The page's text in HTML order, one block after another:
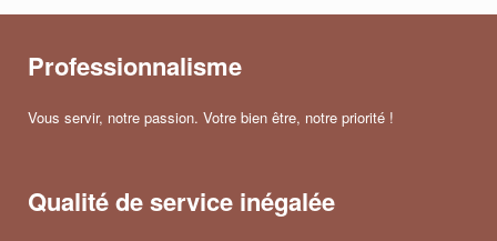
Professionnalisme
Vous servir, notre passion. Votre bien être, notre priorité !
Qualité de service inégalée